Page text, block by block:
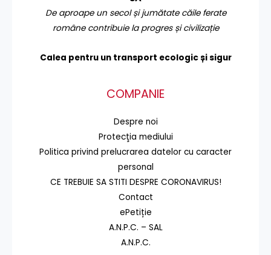
De aproape un secol și jumătate căile ferate
române contribuie la progres și civilizație
Calea pentru un transport ecologic și sigur
COMPANIE
Despre noi
Protecţia mediului
Politica privind prelucrarea datelor cu caracter
personal
CE TREBUIE SA STITI DESPRE CORONAVIRUS!
Contact
ePetiție
A.N.P.C. – SAL
A.N.P.C.